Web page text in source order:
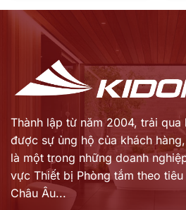
Thành lập từ năm 2004, trải qua
được sự ủng hộ của khách hàng,
là một trong những doanh
vực Thiết bị Phòng tắm theo tiêu
Châu Âu...